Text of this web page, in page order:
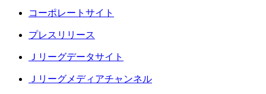
コーポレートサイト
プレスリリース
Ｊリーグデータサイト
Ｊリーグメディアチャンネル